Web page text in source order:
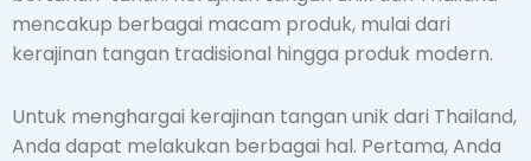
mencakup berbagai macam produk, mulai dari
kerajinan tangan tradisional hingga produk modern.
Untuk menghargai kerajinan tangan unik dari Thailand,
Anda dapat melakukan berbagai hal. Pertama, Anda